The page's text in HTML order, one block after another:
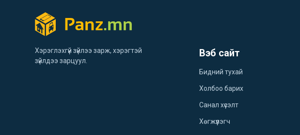
Хэрэглэхгүй зүйлээ зарж, хэрэгтэй
зүйлдээ зарцуул.
Вэб сайт
Бидний тухай
Холбоо барих
Санал хүсэлт
Хөгжүүлэгч